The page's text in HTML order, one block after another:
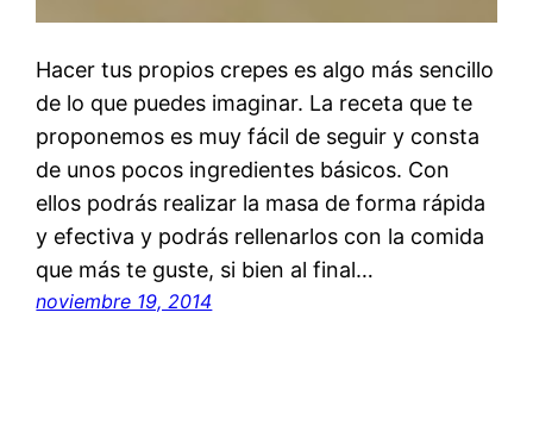
Hacer tus propios crepes es algo más sencillo
de lo que puedes imaginar. La receta que te
proponemos es muy fácil de seguir y consta
de unos pocos ingredientes básicos. Con
ellos podrás realizar la masa de forma rápida
y efectiva y podrás rellenarlos con la comida
que más te guste, si bien al final…
noviembre 19, 2014